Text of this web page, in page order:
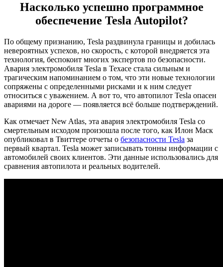
Насколько успешно программное
обеспечение Tesla Autopilot?
По общему признанию, Tesla раздвинула границы и добилась
невероятных успехов, но скорость, с которой внедряется эта
технология, беспокоит многих экспертов по безопасности.
Авария электромобиля Tesla в Техасе стала сильным и
трагическим напоминанием о том, что эти новые технологии
сопряжены с определенными рисками и к ним следует
относиться с уважением. А вот то, что автопилот Tesla опасен
авариями на дороге — появляется всё больше подтверждений.
Как отмечает New Atlas, эта авария электромобиля Tesla со
смертельным исходом произошла после того, как Илон Маск
опубликовал в Твиттере отчеты о безопасности Tesla за
первый квартал. Tesla может записывать тонны информации с
автомобилей своих клиентов. Эти данные использовались для
сравнения автопилота и реальных водителей.